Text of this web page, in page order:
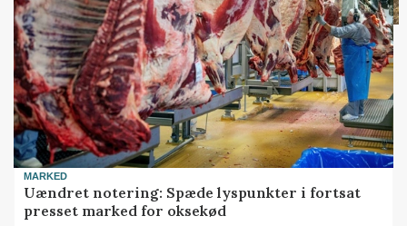
MARKED
Uændret notering: Spæde lyspunkter i fortsat
presset marked for oksekød